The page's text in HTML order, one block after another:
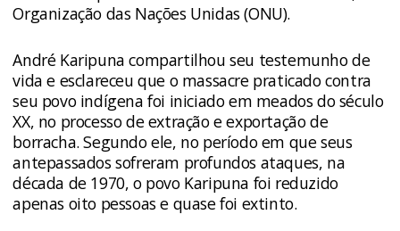
Organização das Nações Unidas (ONU).
André Karipuna compartilhou seu testemunho de
vida e esclareceu que o massacre praticado contra
seu povo indígena foi iniciado em meados do século
XX, no processo de extração e exportação de
borracha. Segundo ele, no período em que seus
antepassados sofreram profundos ataques, na
década de 1970, o povo Karipuna foi reduzido
apenas oito pessoas e quase foi extinto.